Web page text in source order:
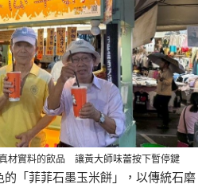
材實料的飲品 讓黃大師味蕾按下暫停鍵
「菲菲石墨玉米餅」，以傳統石磨